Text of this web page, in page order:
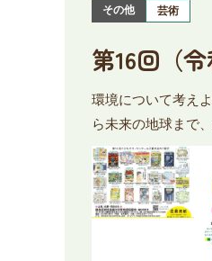
その他 芸術
第16回（
環境について考え
ら未来の地球まで